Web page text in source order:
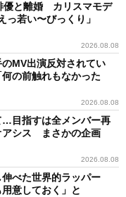
優と離婚 カリスマモデ
若い〜びっくり」
2026.08.08
MV出演反対されてい
の前触れもなかった
2026.08.08
…目指すは全メンバー再
シス まさかの企画
2026.08.08
伸べた世界的ラッパー
意しておく」と